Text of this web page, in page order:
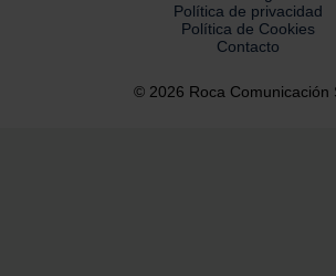
Política de privacidad
Política de Cookies
Contacto
© 2026 Roca Comunicación